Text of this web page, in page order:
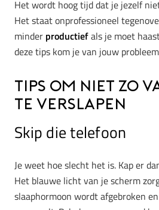
Het wordt hoog tijd dat je jezelf
Het staat onprofessioneel
minder productiefals je moet
deze tips kom je van jouw
Tips om niet zo
te verslapen
Skip die telefoon
Je weet hoe slecht het is. Kap er
Het blauwe licht van je scherm
slaaphormoon wordt afgebroken